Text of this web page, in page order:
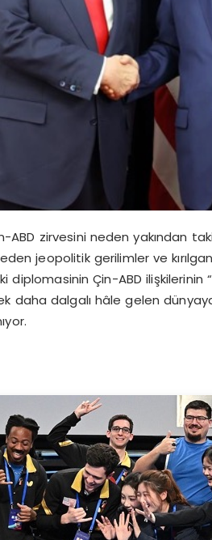
ABD zirvesini neden yakından
jeopolitik gerilimler ve
diplomasinin Çin-ABD ilişkilerinin
daha dalgalı hâle gelen